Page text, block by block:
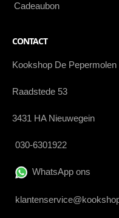
Cadeaubon
CONTACT
Kookshop De Pepermolen
Raadstede 53
3431 HA Nieuwegein
030-6301922
WhatsApp ons